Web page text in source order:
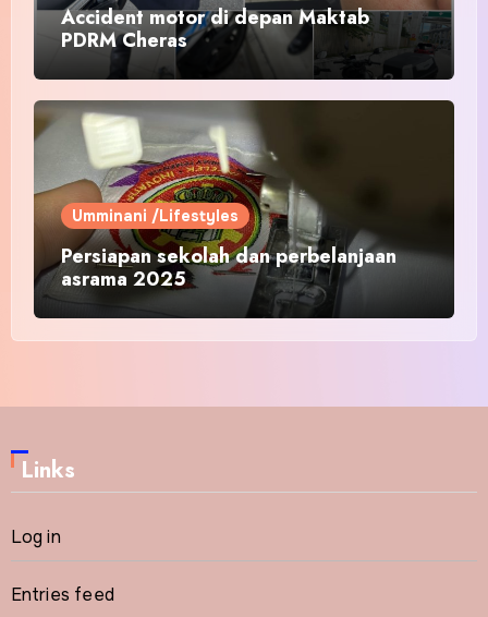
Accident motor di depan Maktab
PDRM Cheras
Umminani /Lifestyles
Persiapan sekolah dan perbelanjaan
asrama 2025
Links
Log in
Entries feed